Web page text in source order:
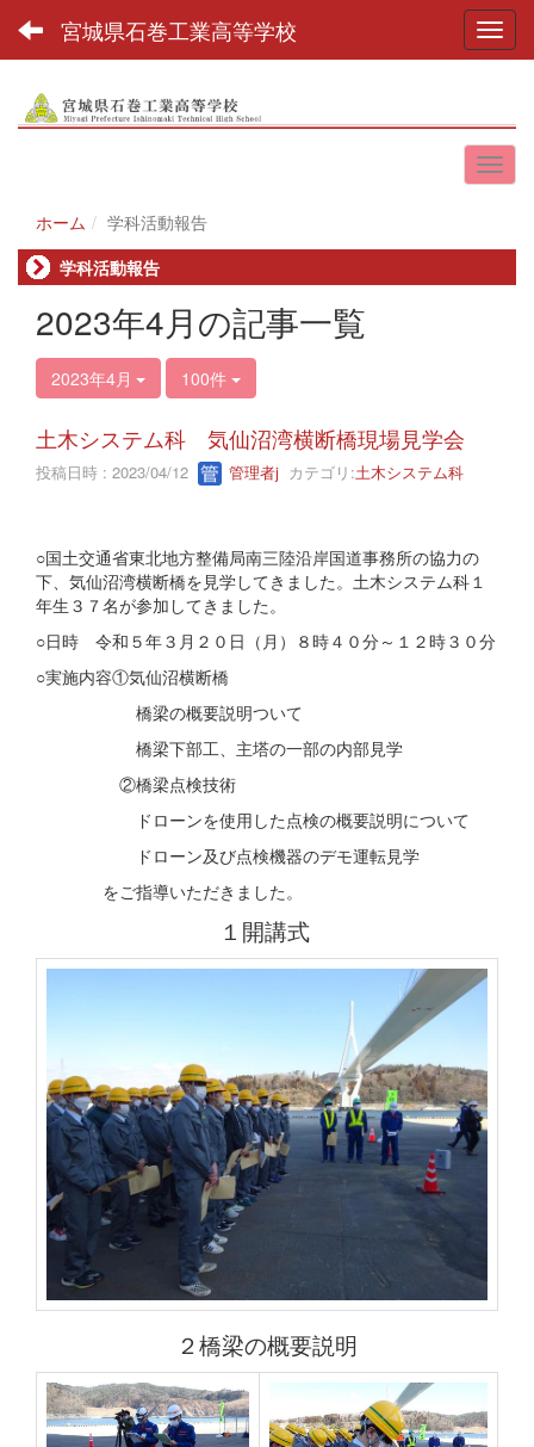
宮城県石巻工業高等学校
ホーム
学科活動報告
学科活動報告
2023年4月の記事一覧
2023年4月 100件
土木システム科 気仙沼湾横断橋現場見学会
投稿日時 : 2023/04/12 管理者j カテゴリ:土木システム科
○国土交通省東北地方整備局南三陸沿岸国道事務所の協力の
下、気仙沼湾横断橋を見学してきました。土木システム科１
年生３７名が参加してきました。
○日時 令和５年３月２０日（月）８時４０分～１２時３０分
○実施内容①気仙沼横断橋
橋梁の概要説明ついて
橋梁下部工、主塔の一部の内部見学
②橋梁点検技術
ドローンを使用した点検の概要説明について
ドローン及び点検機器のデモ運転見学
をご指導いただきました。
１開講式
２橋梁の概要説明